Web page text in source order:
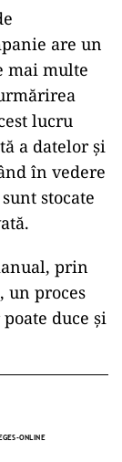
are un
mai multe
lucru
a datelor și
în vedere
stocate
prin
un proces
duce și